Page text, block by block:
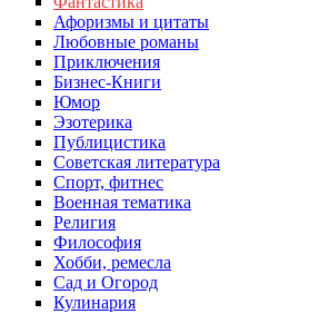
Афоризмы и цитаты
Любовные романы
Приключения
Бизнес-Книги
Юмор
Эзотерика
Публицистика
Советская литература
Спорт, фитнес
Военная тематика
Религия
Философия
Хобби, ремесла
Сад и Огород
Кулинария